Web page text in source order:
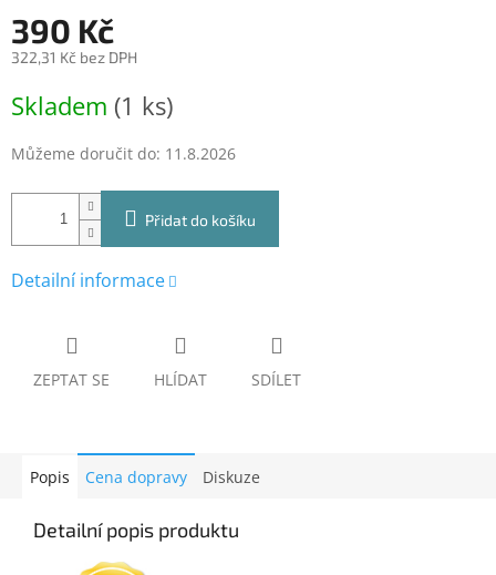
390 Kč
322,31 Kč bez DPH
cena:
Skladem (1 ks)
Můžeme doručit do: 11.8.2026
Přidat do košíku
Detailní informace
ZEPTAT SE HLÍDAT SDÍLET
Popis Cena dopravy Diskuze
Detailní popis produktu